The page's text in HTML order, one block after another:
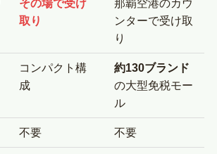
その場で受け
取り
那覇空港のカウ
ンターで受け取
り
コンパクト構
成
約130ブランド
の大型免税モー
ル
不要 不要